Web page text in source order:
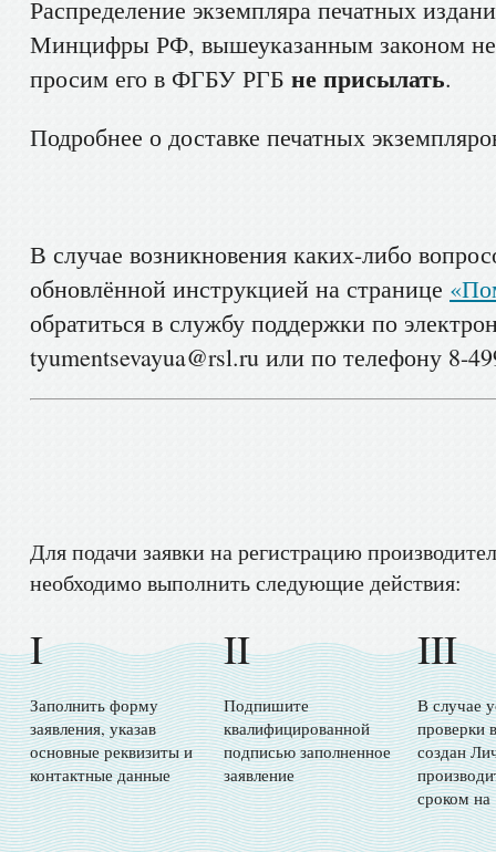
Распределение экземпляра печатных
Минцифры РФ, вышеуказанным законом не
просим его в ФГБУ РГБ не присылать.
Подробнее о доставке печатных
В случае возникновения каких-либо
обновлённой инструкцией на странице
обратиться в службу поддержки по
tyumentsevayua@rsl.ru или по телефону 8-
Для подачи заявки на регистрацию
необходимо выполнить следующие действия:
I
Заполнить форму
заявления, указав
основные реквизиты и
контактные данные
II
Подпишите
квалифицированной
подписью заполненное
заявление
III
В случае
проверки
создан
сроком на